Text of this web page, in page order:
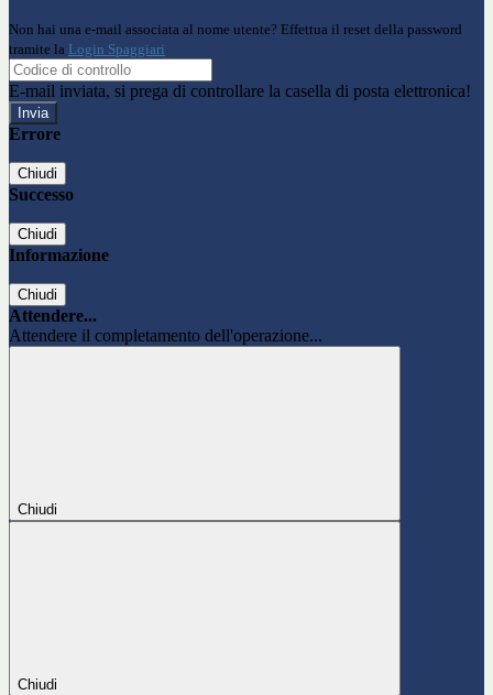
Non hai una e-mail associata al nome utente? Effettua il reset della password
tramite la Login Spaggiari
E-mail inviata, si prega di controllare la casella di posta elettronica!
Errore
Chiudi
Successo
Chiudi
Informazione
Chiudi
Attendere...
Attendere il completamento dell'operazione...
Chiudi
Chiudi